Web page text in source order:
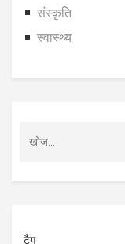
संस्कृति
स्वास्थ्य
टैग